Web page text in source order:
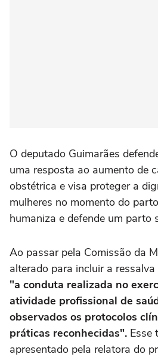
O deputado Guimarães
uma resposta ao aumento de
obstétrica e visa proteger a
mulheres no momento do
humaniza e defende um parto
Ao passar pela Comissão da
alterado para incluir a
"a conduta realizada no
atividade profissional de
observados os protocolos
práticas reconhecidas". Esse
apresentado pela relatora do